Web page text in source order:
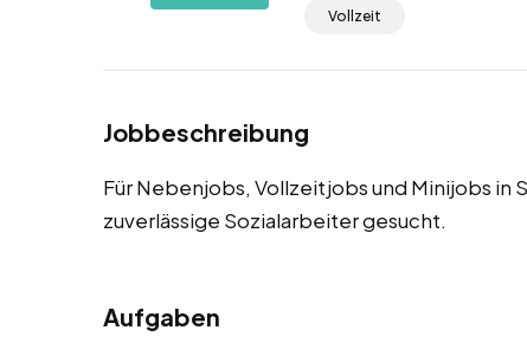
Vollzeit
Jobbeschreibung
Für Nebenjobs, Vollzeitjobs und Minijobs
zuverlässige Sozialarbeiter gesucht.
Aufgaben